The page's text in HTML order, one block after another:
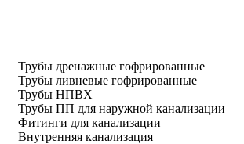
Трубы дренажные гофрированные
Трубы ливневые гофрированные
Трубы НПВХ
Трубы ПП для наружной канализации
Фитинги для канализации
Внутренняя канализация